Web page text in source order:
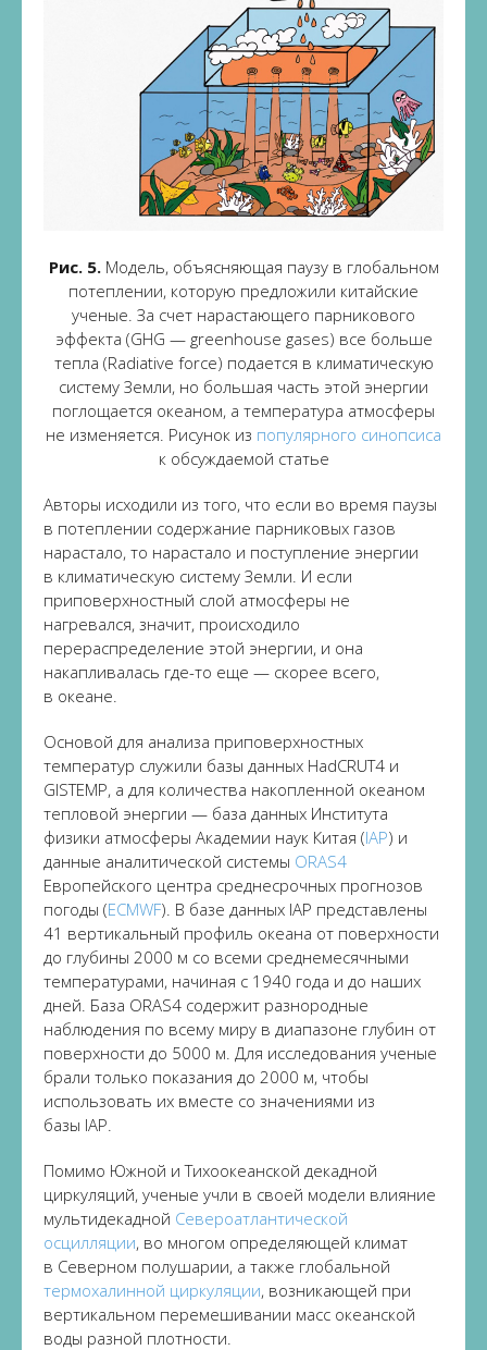
Рис. 5.Модель, объясняющая паузу в глобальном
потеплении, которую предложили китайские
ученые. За счет нарастающего парникового
эффекта (GHG — greenhouse gases) все больше
тепла (Radiative force) подается в климатическую
систему Земли, но большая часть этой энергии
поглощается океаном, а температура атмосферы
не изменяется. Рисунок из популярного синопсиса
к обсуждаемой статье
Авторы исходили из того, что если во время паузы
в потеплении содержание парниковых газов
нарастало, то нарастало и поступление энергии
в климатическую систему Земли. И если
приповерхностный слой атмосферы не
нагревался, значит, происходило
перераспределение этой энергии, и она
накапливалась где-то еще — скорее всего,
в океане.
Основой для анализа приповерхностных
температур служили базы данных HadCRUT4 и
GISTEMP, а для количества накопленной океаном
тепловой энергии — база данных Института
физики атмосферы Академии наук Китая (IAP) и
данные аналитической системы ORAS4
Европейского центра среднесрочных прогнозов
погоды (ECMWF). В базе данных IAP представлены
41 вертикальный профиль океана от поверхности
до глубины 2000 м со всеми среднемесячными
температурами, начиная с 1940 года и до наших
дней. База ORAS4 содержит разнородные
наблюдения по всему миру в диапазоне глубин от
поверхности до 5000 м. Для исследования ученые
брали только показания до 2000 м, чтобы
использовать их вместе со значениями из
базы IAP.
Помимо Южной и Тихоокеанской декадной
циркуляций, ученые учли в своей модели влияние
мультидекадной Североатлантической
осцилляции, во многом определяющей климат
в Северном полушарии, а также глобальной
термохалинной циркуляции, возникающей при
вертикальном перемешивании масс океанской
воды разной плотности.